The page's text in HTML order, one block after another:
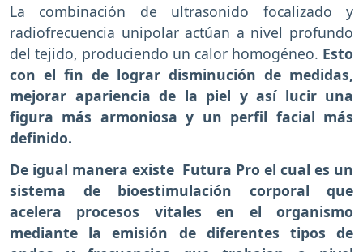
La combinación de ultrasonido focalizado y
radiofrecuencia unipolar actúan a nivel profundo
del tejido, produciendo un calor homogéneo. Esto
con el fin de lograr disminución de medidas,
mejorar apariencia de la piel y así lucir una
figura más armoniosa y un perfil facial más
definido.
De igual manera existe Futura Pro el cual es un
sistema de bioestimulación corporal que
acelera procesos vitales en el organismo
mediante la emisión de diferentes tipos de